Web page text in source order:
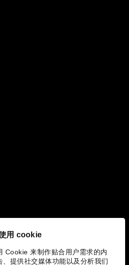
用 cookie
Cookie 来制作贴合用户需求的内
、提供社交媒体功能以及分析我们